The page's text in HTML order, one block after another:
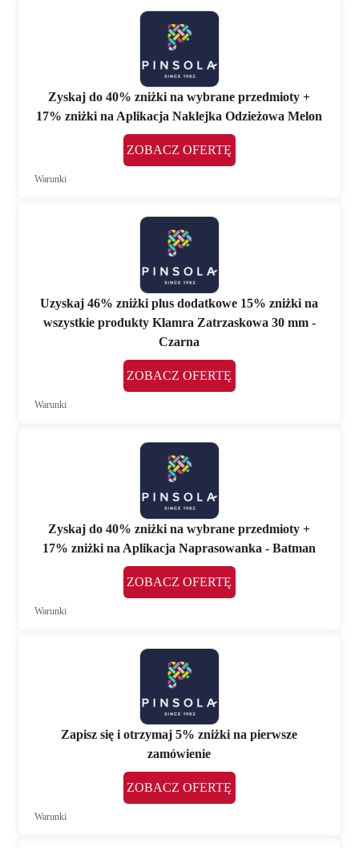
Zyskaj do 40% zniżki na wybrane przedmioty +
17% zniżki na Aplikacja Naklejka Odzieżowa Melon
ZOBACZ OFERTĘ
Warunki
Uzyskaj 46% zniżki plus dodatkowe 15% zniżki na
wszystkie produkty Klamra Zatrzaskowa 30 mm -
Czarna
ZOBACZ OFERTĘ
Warunki
Zyskaj do 40% zniżki na wybrane przedmioty +
17% zniżki na Aplikacja Naprasowanka - Batman
ZOBACZ OFERTĘ
Warunki
Zapisz się i otrzymaj 5% zniżki na pierwsze
zamówienie
ZOBACZ OFERTĘ
Warunki